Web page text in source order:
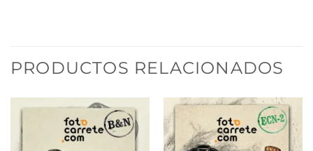
PRODUCTOS RELACIONADOS